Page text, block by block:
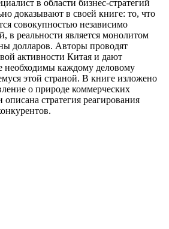
в области бизнес-стратегий
доказывают в своей книге: то, что
совокупностью независимо
в реальности является монолитом
долларов. Авторы проводят
активности Китая и дают
необходимы каждому деловому
этой страной. В книге изложено
о природе коммерческих
стратегия реагирования